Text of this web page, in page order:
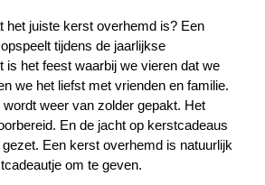
het juiste kerst overhemd is? Een
tijdens de jaarlijkse
is het feest waarbij we vieren dat we
we het liefst met vrienden en familie.
weer van zolder gepakt. Het
En de jacht op kerstcadeaus
Een kerst overhemd is natuurlijk
om te geven.